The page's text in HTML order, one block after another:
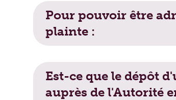
Pour pouvoir être
Pour pouvoir être
plainte :
Est-ce que le dépôt d'une
Est-ce que le dépôt
auprès de l'Autorité